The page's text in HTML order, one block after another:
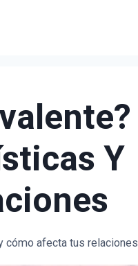
Y
cómo afecta tus relaciones